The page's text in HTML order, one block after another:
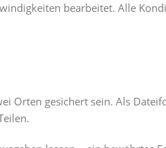
bearbeitet. Alle
Orten gesichert sein. Als